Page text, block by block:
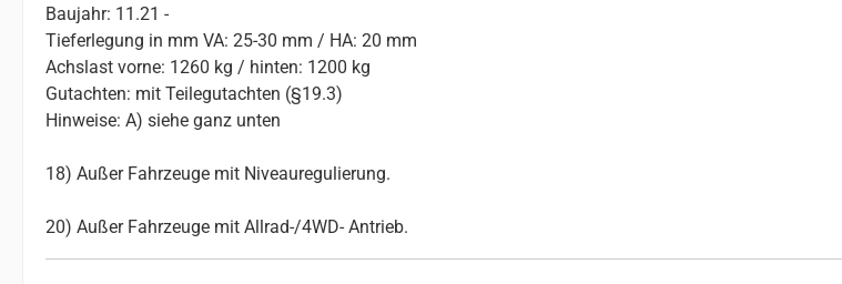
Baujahr: 11.21 -
Tieferlegung in mm VA: 25-30 mm / HA: 20 mm
Achslast vorne: 1260 kg / hinten: 1200 kg
Gutachten: mit Teilegutachten (§19.3)
Hinweise: A) siehe ganz unten
18) Außer Fahrzeuge mit Niveauregulierung.
20) Außer Fahrzeuge mit Allrad-/4WD- Antrieb.